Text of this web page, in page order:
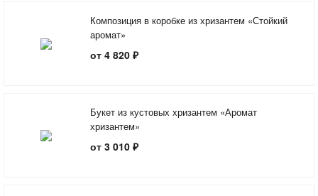
Композиция в коробке из хризантем «Стойкий
аромат»
от 4 820 ₽
Букет из кустовых хризантем «Аромат
хризантем»
от 3 010 ₽